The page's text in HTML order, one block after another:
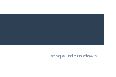
stacja internetowa